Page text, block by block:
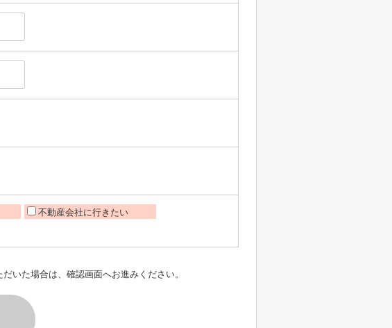
不動産会社に行きたい
いた場合は、確認画面へお進みください。